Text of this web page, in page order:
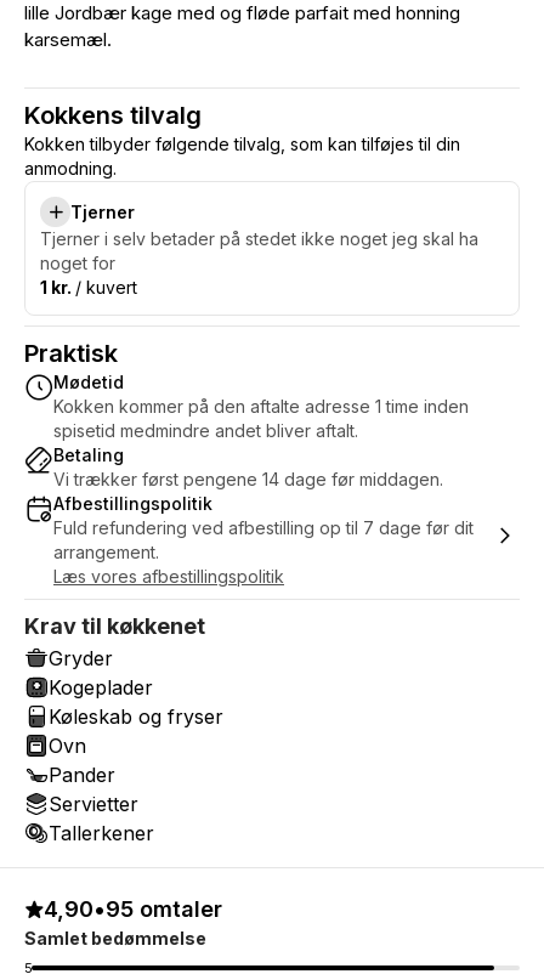
lille Jordbær kage med og fløde parfait med honning
karsemæl.
Kokkens tilvalg
Kokken tilbyder følgende tilvalg, som kan tilføjes til din
anmodning.
Tjerner
Tjerner i selv betader på stedet ikke noget jeg skal ha
noget for
1 kr. / kuvert
Praktisk
Mødetid
Kokken kommer på den aftalte adresse 1 time inden
spisetid medmindre andet bliver aftalt.
Betaling
Vi trækker først pengene 14 dage før middagen.
Afbestillingspolitik
Fuld refundering ved afbestilling op til 7 dage før dit
arrangement.
Læs vores afbestillingspolitik
Krav til køkkenet
Gryder
Kogeplader
Køleskab og fryser
Ovn
Pander
Servietter
Tallerkener
4,90•95 omtaler
Samlet bedømmelse
5